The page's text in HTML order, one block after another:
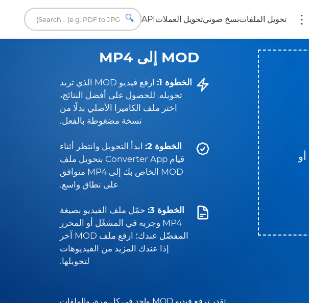
تحويل الملفاتنسخ صوتيتحويل العملاتAPI
🔍
MOD إلى MP4
الخطوة 1:
ارفع فيديو MOD الذي تريد
تحويله. للحصول على أفضل النتائج،
اختر ملف الكاميرا الأصلي بدلًا من
نسخة مضغوطة بالفعل.
الخطوة 2:
ابدأ التحويل وانتظر أثناء
قيام Converter App بتحويل ملف
MOD الخاص بك إلى MP4 متوافق
على نطاق واسع.
الخطوة 3:
حمّل ملف الفيديو بصيغة
MP4 وجربه في المشغّل أو المحرر
المفضّل عندك؛ ارفع ملف MOD آخر
إذا عندك المزيد من الفيديوهات
لتحويلها.
أو